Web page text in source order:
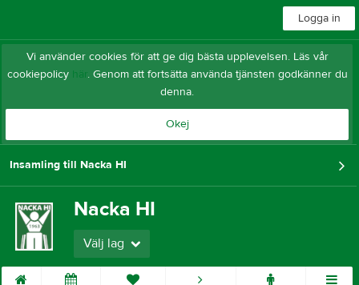
Logga in
Vi använder cookies för att ge dig bästa upplevelsen. Läs vår
cookiepolicy här. Genom att fortsätta använda tjänsten godkänner du
denna.
Okej
Insamling till Nacka HI
Nacka HI
Välj lag